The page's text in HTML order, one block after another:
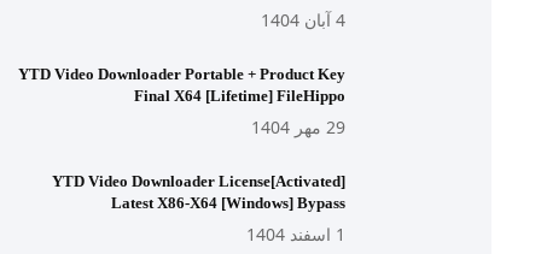
YTD Video Downloader Portable + Product Key
Final X64 [Lifetime] FileHippo
YTD Video Downloader License[Activated]
Latest X86-X64 [Windows] Bypass